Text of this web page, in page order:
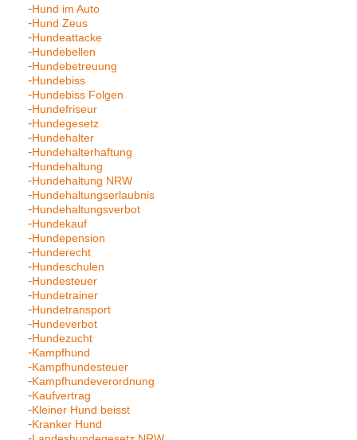
Hund im Auto
Hund Zeus
Hundeattacke
Hundebellen
Hundebetreuung
Hundebiss
Hundebiss Folgen
Hundefriseur
Hundegesetz
Hundehalter
Hundehalterhaftung
Hundehaltung
Hundehaltung NRW
Hundehaltungserlaubnis
Hundehaltungsverbot
Hundekauf
Hundepension
Hunderecht
Hundeschulen
Hundesteuer
Hundetrainer
Hundetransport
Hundeverbot
Hundezucht
Kampfhund
Kampfhundesteuer
Kampfhundeverordnung
Kaufvertrag
Kleiner Hund beisst
Kranker Hund